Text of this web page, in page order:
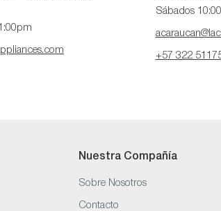
Sábados
+57 322
Nuestra Compañía
Sobre Nosotros
Contacto